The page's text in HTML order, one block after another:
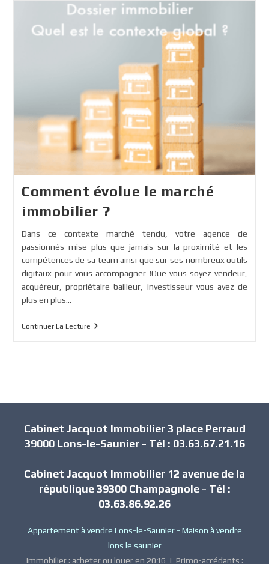
En
Vidéo
Comment évolue le marché
immobilier ?
Dans ce contexte marché tendu, votre agence de
passionnés mise plus que jamais sur la proximité et les
compétences de sa team ainsi que sur ses nombreux outils
digitaux pour vous accompagner !Que vous soyez vendeur,
acquéreur, propriétaire bailleur, investisseur vous avez de
plus en plus…
Continuer La LectureComment
Cabinet Jacquot Immobilier 3 place Perraud
39000 Lons-le-Saunier - Tél : 03.63.67.21.16
Cabinet Jacquot Immobilier 12 avenue de la
république 39300 Champagnole - Tél :
03.63.86.92.26
Appartement à vendre Lons-le-Saunier- Maison à vendre
lons le saunier
Immobilier : acheter ou louer en 2016 | Primo-accédants :